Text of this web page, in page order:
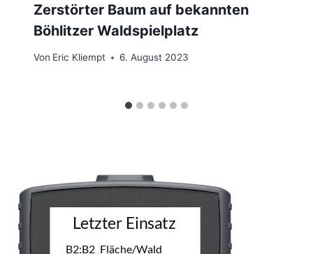
Zerstörter Baum auf bekannten
Böhlitzer Waldspielplatz
Von Eric Kliempt 6. August 2023